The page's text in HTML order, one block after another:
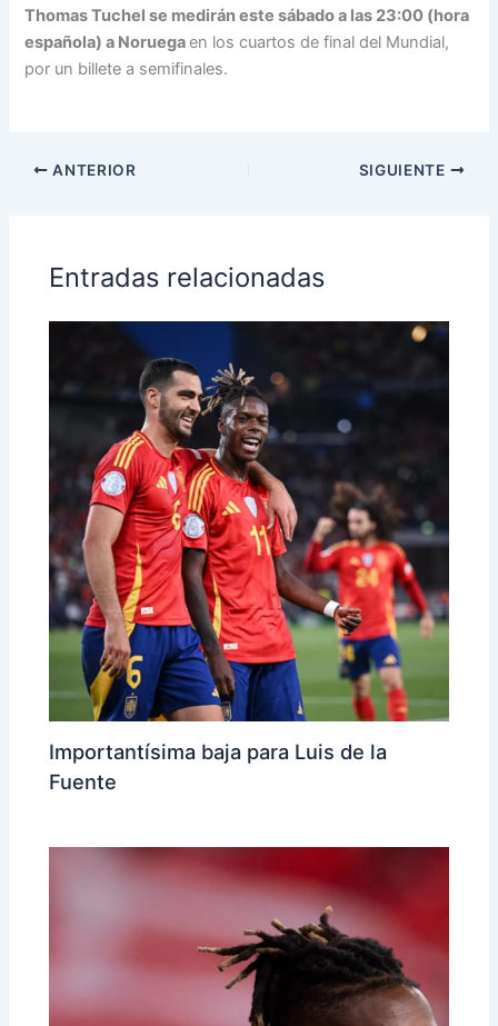
Thomas Tuchel se medirán este sábado a las 23:00 (hora
española) a Noruegaen los cuartos de final del Mundial,
por un billete a semifinales.
ANTERIOR SIGUIENTE
Entradas relacionadas
Importantísima baja para Luis de la
Fuente